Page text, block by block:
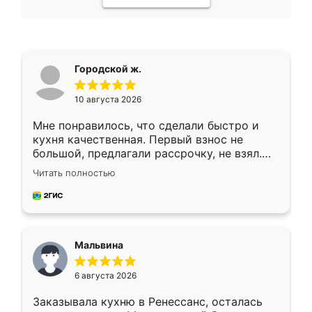
Городской ж.
10 августа 2026
Мне понравилось, что сделали быстро и
кухня качественная. Первый взнос не
большой, предлагали рассрочку, не взял.
Ждал меньше месяца, сборщик с прямыми
руками. По цене вышло адекватно.
Рекомендую!
Читать полностью
Мальвина
6 августа 2026
Заказывала кухню в Ренессанс, осталась